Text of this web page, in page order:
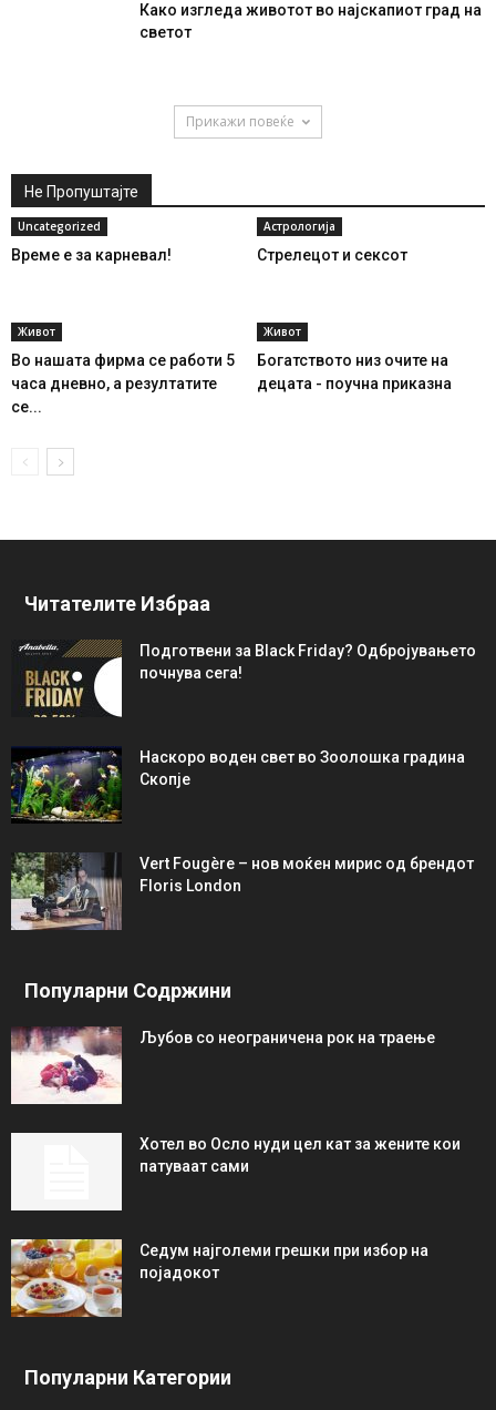
Како изгледа животот во најскапиот град на
светот
Прикажи повеќе
Не Пропуштајте
Uncategorized
Време е за карневал!
Астрологија
Стрелецот и сексот
Живот
Во нашата фирма се работи 5
часа дневно, а резултатите
се...
Живот
Богатството низ очите на
децата - поучна приказна
Читателите Избраа
Подготвени за Black Friday? Одбројувањето
почнува сега!
Наскоро воден свет во Зоолошка градина
Скопје
Vert Fougère – нов моќен мирис од брендот
Floris London
Популарни Содржини
Љубов со неограниченa рок на траење
Хотел во Осло нуди цел кат за жените кои
патуваат сами
Седум најголеми грешки при избор на
појадокот
Популарни Категории